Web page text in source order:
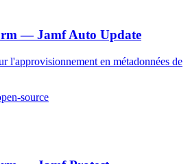
— Jamf Auto Update
l'approvisionnement en métadonnées de
source